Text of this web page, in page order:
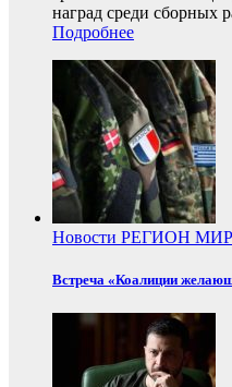
наград среди сборных
Подробнее
Новости РЕГИОН МИР
Встреча «Коалиции